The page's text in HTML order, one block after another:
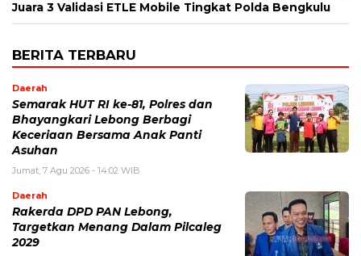
Juara 3 Validasi ETLE Mobile Tingkat Polda Bengkulu
BERITA TERBARU
Daerah
Semarak HUT RI ke-81, Polres dan
Bhayangkari Lebong Berbagi
Keceriaan Bersama Anak Panti
Asuhan
Jumat, 7 Agu 2026 - 14:02 WIB
Daerah
Rakerda DPD PAN Lebong,
Targetkan Menang Dalam Pilcaleg
2029